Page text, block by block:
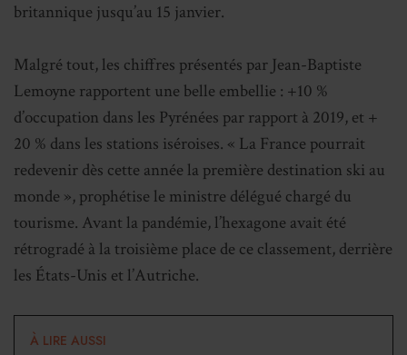
britannique jusqu’au 15 janvier.
Malgré tout, les chiffres présentés par Jean-Baptiste
Lemoyne rapportent une belle embellie : +10 %
d’occupation dans les Pyrénées par rapport à 2019, et +
20 % dans les stations iséroises. « La France pourrait
redevenir dès cette année la première destination ski au
monde », prophétise le ministre délégué chargé du
tourisme. Avant la pandémie, l’hexagone avait été
rétrogradé à la troisième place de ce classement, derrière
les États-Unis et l’Autriche.
À LIRE AUSSI